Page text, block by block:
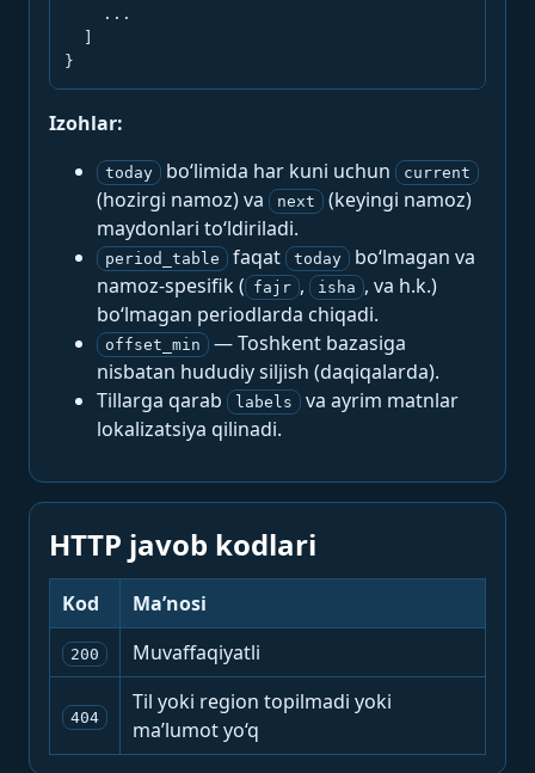
    ...
}
Izohlar:
today bo‘limida har kuni uchun current
(hozirgi namoz) va next
(keyingi namoz)
maydonlari to‘ldiriladi.
period_table faqat today
bo‘lmagan va
namoz-spesifik ( fajr , isha , va h.k.)
bo‘lmagan periodlarda chiqadi.
offset_min
— Toshkent bazasiga
nisbatan hududiy siljish (daqiqalarda).
Tillarga qarab
labels
va ayrim matnlar
lokalizatsiya qilinadi.
HTTP javob kodlari
Kod Ma’nosi
200 Muvaffaqiyatli
404
Til yoki region topilmadi yoki
ma’lumot yo‘q